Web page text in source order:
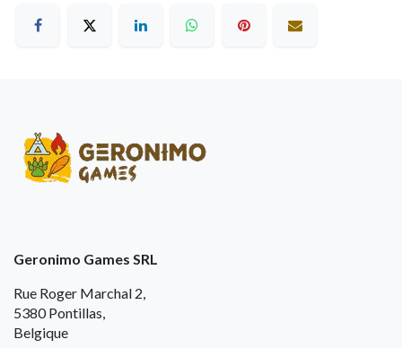
Geronimo Games SRL
Rue Roger Marchal 2,
5380 Pontillas,
Belgique